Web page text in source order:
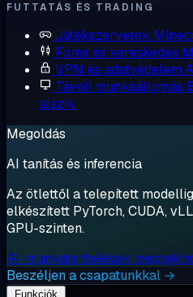
FUTTATÁS ÉS TRADING
Játékszerverek
Forex és kereskedés
VPN és adatvédelem
Távoli munkaállomás
alszik
Megoldás
AI tanítás és inferencia
Az ötlettől a telepített
elkészített PyTorch, CUDA,
GPU-szinten.
AI-munkaterhelések
Beszéljen a csapatunkkal →